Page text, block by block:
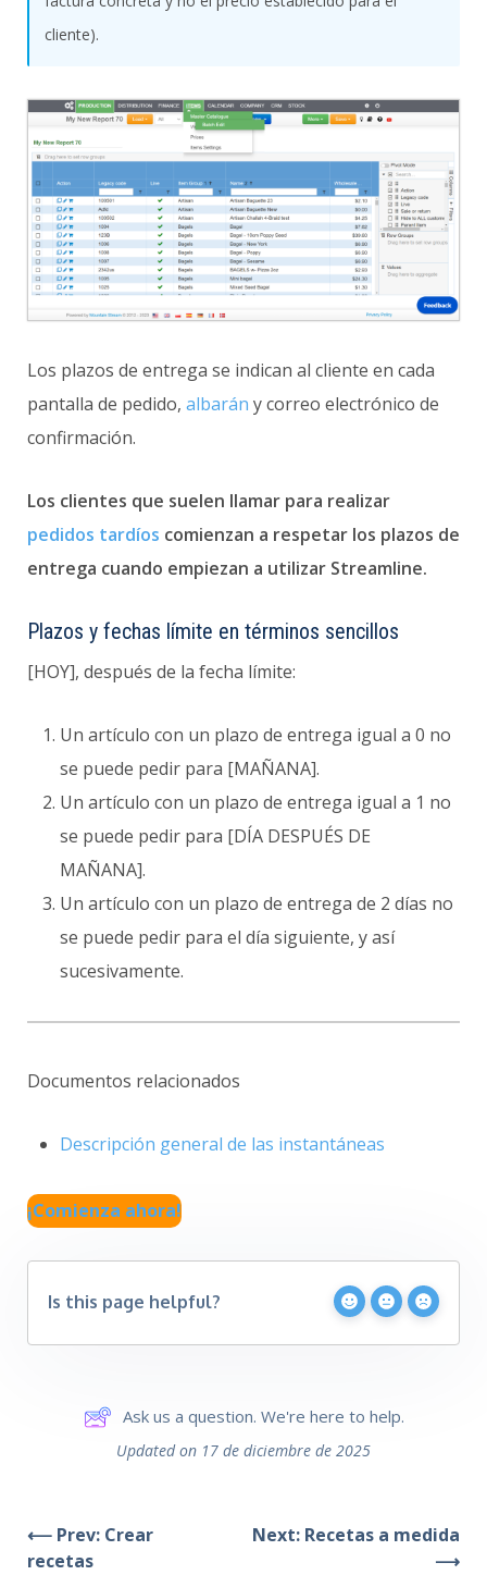
cliente).
Los plazos de entrega se indican al cliente en cada
pantalla de pedido, albarán y correo electrónico de
confirmación.
Los clientes que suelen llamar para realizar
pedidos tardíos comienzan a respetar los plazos de
entrega cuando empiezan a utilizar Streamline.
Plazos y fechas límite en términos sencillos
[HOY], después de la fecha límite:
Un artículo con un plazo de entrega igual a 0 no
se puede pedir para [MAÑANA].
Un artículo con un plazo de entrega igual a 1 no
se puede pedir para [DÍA DESPUÉS DE
MAÑANA].
Un artículo con un plazo de entrega de 2 días no
se puede pedir para el día siguiente, y así
sucesivamente.
Documentos relacionados
Descripción general de las instantáneas
¡Comienza ahora!
Is this page helpful?
Ask us a question. We're here to help.
Updated on 17 de diciembre de 2025
⟵ Prev: Crear
recetas
Next: Recetas a medida
⟶